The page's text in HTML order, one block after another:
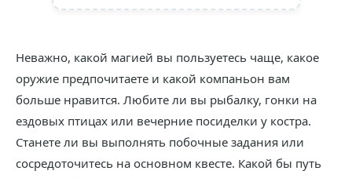
Неважно, какой магией вы пользуетесь чаще, какое
оружие предпочитаете и какой компаньон вам
больше нравится. Любите ли вы рыбалку, гонки на
ездовых птицах или вечерние посиделки у костра.
Станете ли вы выполнять побочные задания или
сосредоточитесь на основном квесте. Какой бы путь